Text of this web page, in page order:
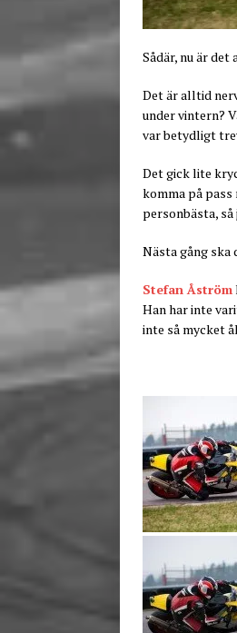
Sådär, nu är
Det är alltid
under vintern?
var betydligt
Det gick lite
komma på
personbästa,
Nästa gång ska
Stefan Åström
Han har inte
inte så mycket